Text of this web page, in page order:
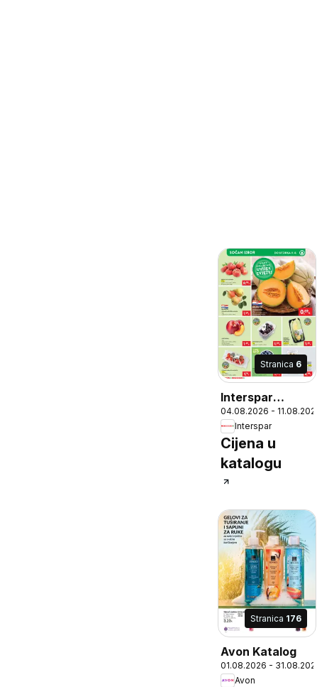
Stranica 6
Interspar
Katalog
04.08.2026 - 11.08.2026
Interspar
Cijena u
katalogu
Stranica 176
Avon Katalog
01.08.2026 - 31.08.2026
Avon